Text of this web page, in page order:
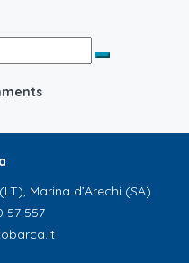
Marina d’Arechi (SA)
57 557